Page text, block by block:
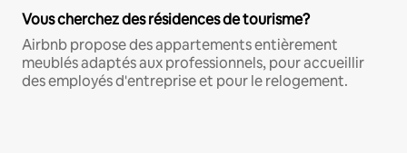
Vous cherchez des résidences de tourisme?
Airbnb propose des appartements entièrement
meublés adaptés aux professionnels, pour accueillir
des employés d'entreprise et pour le relogement.